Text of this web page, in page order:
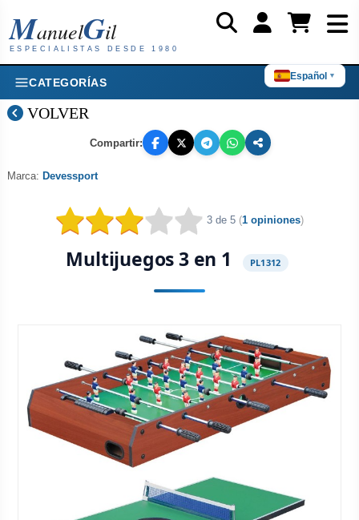
Español ▼
ManuelGil
ESPECIALISTAS DESDE 1980
CATEGORÍAS
VOLVER
Compartir:
3 de 5 (1 opiniones)
Multijuegos 3 en 1 PL1312
Marca: Devessport